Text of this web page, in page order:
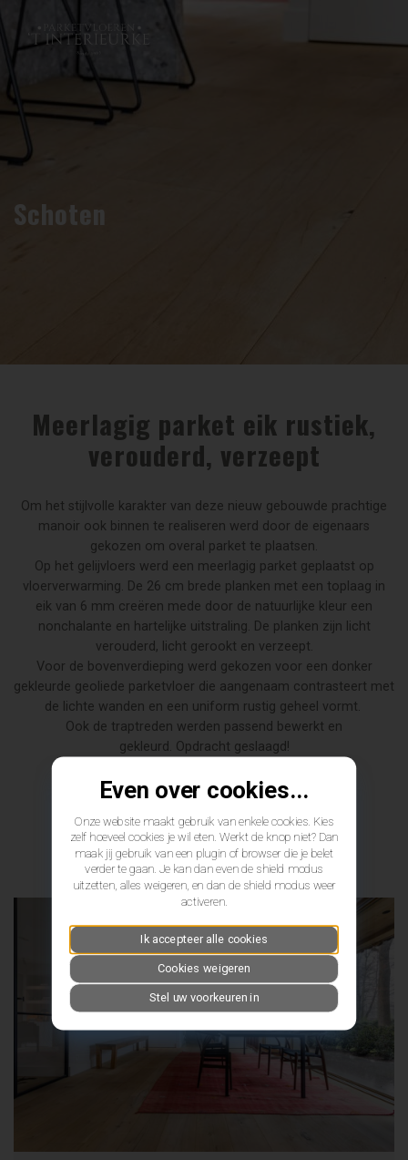
Schoten
Meerlagig parket eik rustiek,
verouderd, verzeept
Om het stijlvolle karakter van deze nieuw gebouwde prachtige
manoir ook binnen te realiseren werd door de eigenaars
gekozen om overal parket te plaatsen.
Op het gelijvloers werd een meerlagig parket geplaatst op
vloerverwarming. De 26 cm brede planken met een toplaag in
eik van 6 mm creëren mede door de natuurlijke kleur een
nonchalante en hartelijke uitstraling. De planken zijn licht
verouderd, licht gerookt en verzeept.
Voor de bovenverdieping werd gekozen voor een donker
gekleurde geoliede parketvloer die aangenaam contrasteert met
de lichte wanden en een uniform rustig geheel vormt.
Ook de traptreden werden passend bewerkt en
gekleurd. Opdracht geslaagd!
Even over cookies...
Onze website maakt gebruik van enkele cookies. Kies
zelf hoeveel cookies je wil eten. Werkt de knop niet? Dan
maak jij gebruik van een plugin of browser die je belet
verder te gaan. Je kan dan even de shield modus
uitzetten, alles weigeren, en dan de shield modus weer
activeren.
Ik accepteer alle cookies
Cookies weigeren
Stel uw voorkeuren in